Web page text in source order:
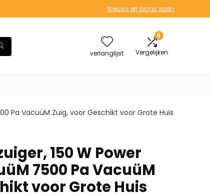
Nieuws en blogs lezen
verlanglijst
0
Vergelijken
Pa VacuüM Zuig, voor Geschikt voor Grote Huis
150 W Power
7500 Pa VacuüM
voor Grote Huis